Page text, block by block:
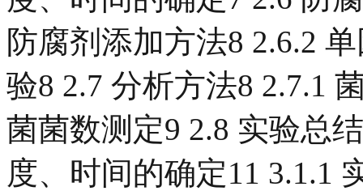
防腐剂添加方法8 2.6.2
验8 2.7 分析方法8 2.7.1
菌菌数测定9 2.8 实验总
度、时间的确定11 3.1.1